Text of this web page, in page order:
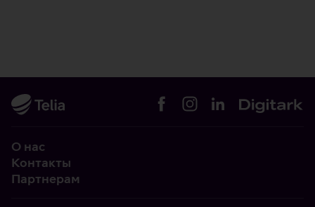
О нас
Контакты
Партнерам